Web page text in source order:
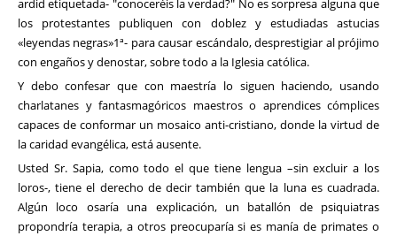
ardid etiquetada- "conoceréis la verdad?" No es sorpresa alguna que
los protestantes publiquen con doblez y estudiadas astucias
«leyendas negras»1ª- para causar escándalo, desprestigiar al prójimo
con engaños y denostar, sobre todo a la Iglesia católica.
Y debo confesar que con maestría lo siguen haciendo, usando
charlatanes y fantasmagóricos maestros o aprendices cómplices
capaces de conformar un mosaico anti-cristiano, donde la virtud de
la caridad evangélica, está ausente.
Usted Sr. Sapia, como todo el que tiene lengua –sin excluir a los
loros-, tiene el derecho de decir también que la luna es cuadrada.
Algún loco osaría una explicación, un batallón de psiquiatras
propondría terapia, a otros preocuparía si es manía de primates o